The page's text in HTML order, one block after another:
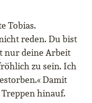
Tobias.
reden. Du bist
nur deine Arbeit
zu sein. Ich
Damit
hinauf.